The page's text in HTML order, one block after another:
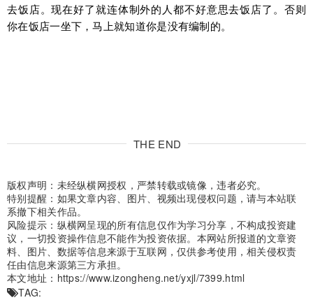
去饭店。现在好了就连体制外的人都不好意思去饭店了。否则
你在饭店一坐下，马上就知道你是没有编制的。
THE END
版权声明：未经纵横网授权，严禁转载或镜像，违者必究。
特别提醒：如果文章内容、图片、视频出现侵权问题，请与本站联
系撤下相关作品。
风险提示：纵横网呈现的所有信息仅作为学习分享，不构成投资建
议，一切投资操作信息不能作为投资依据。本网站所报道的文章资
料、图片、数据等信息来源于互联网，仅供参考使用，相关侵权责
任由信息来源第三方承担。
本文地址： https://www.izongheng.net/yxjl/7399.html
TAG: